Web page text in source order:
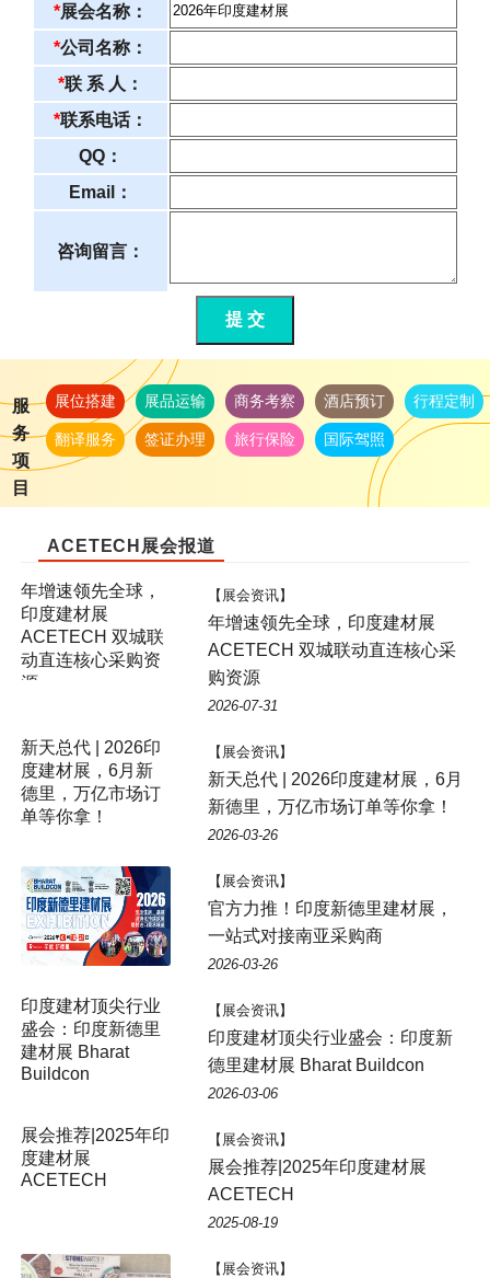
*展会名称：
*公司名称：
*联 系 人：
*联系电话：
QQ：
Email：
咨询留言：
提 交
服
务
项
目
展位搭建 展品运输 商务考察 酒店预订 行程定制
翻译服务 签证办理 旅行保险 国际驾照
ACETECH展会报道
年增速领先全球，
印度建材展
ACETECH 双城联
动直连核心采购资
源
【展会资讯】
年增速领先全球，印度建材展
ACETECH 双城联动直连核心采
购资源
2026-07-31
【展会资讯】
新天总代 | 2026印度建材展，6月
新德里，万亿市场订单等你拿！
2026-03-26
【展会资讯】
官方力推！印度新德里建材展，
一站式对接南亚采购商
2026-03-26
印度建材顶尖行业
盛会：印度新德里
建材展 Bharat
Buildcon
【展会资讯】
印度建材顶尖行业盛会：印度新
德里建材展 Bharat Buildcon
2026-03-06
展会推荐|2025年印
度建材展
ACETECH
【展会资讯】
展会推荐|2025年印度建材展
ACETECH
2025-08-19
【展会资讯】